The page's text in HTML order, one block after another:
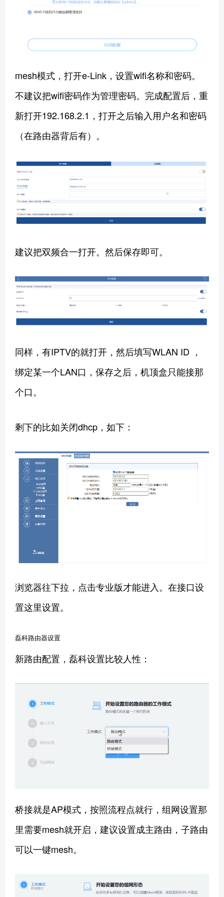
mesh模式，打开e-Link，设置wifi名称和密码。
不建议把wifi密码作为管理密码。完成配置后，重
新打开192.168.2.1，打开之后输入用户名和密码
（在路由器背后有）。
建议把双频合一打开。然后保存即可。
同样，有IPTV的就打开，然后填写WLAN ID ，
绑定某一个LAN口，保存之后，机顶盒只能接那
个口。
剩下的比如关闭dhcp，如下：
浏览器往下拉，点击专业版才能进入。在接口设
置这里设置。
磊科路由器设置
新路由配置，磊科设置比较人性：
桥接就是AP模式，按照流程点就行，组网设置那
里需要mesh就开启，建议设置成主路由，子路由
可以一键mesh。